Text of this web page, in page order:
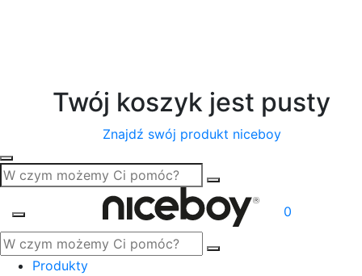
Twój koszyk jest pusty
Znajdź swój produkt niceboy
0
Produkty